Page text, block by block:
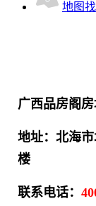
地图
广西品房阁
地址：北海
楼
联系电话：